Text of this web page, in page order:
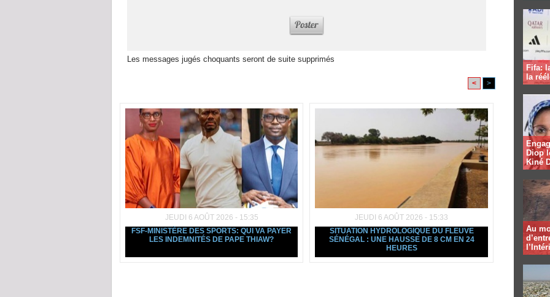
Les messages jugés choquants seront de suite supprimés
< >
JEUDI 6 AOÛT 2026 - 15:35
FSF-MINISTÈRE DES SPORTS: QUI VA PAYER
LES INDEMNITÉS DE PAPE THIAW?
JEUDI 6 AOÛT 2026 - 15:33
SITUATION HYDROLOGIQUE DU FLEUVE
SÉNÉGAL : UNE HAUSSE DE 8 CM EN 24
HEURES
Fifa:
la
Diop
Kiné
Au